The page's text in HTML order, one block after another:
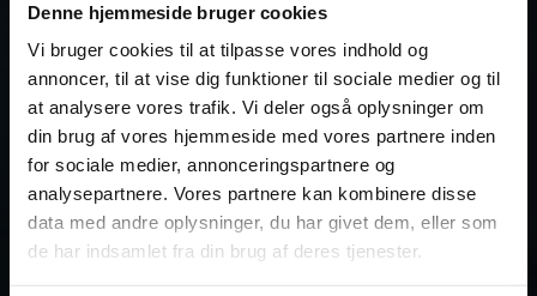
Denne hjemmeside bruger cookies
Vi bruger cookies til at tilpasse vores indhold og
annoncer, til at vise dig funktioner til sociale medier og til
at analysere vores trafik. Vi deler også oplysninger om
din brug af vores hjemmeside med vores partnere inden
for sociale medier, annonceringspartnere og
analysepartnere. Vores partnere kan kombinere disse
data med andre oplysninger, du har givet dem, eller som
de har indsamlet fra din brug af deres tjenester.